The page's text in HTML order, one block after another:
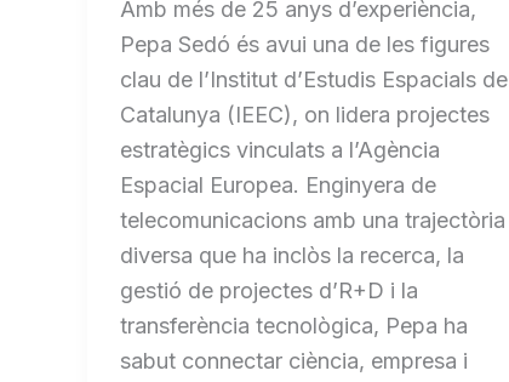
Amb més de 25 anys d’experiència,
Pepa Sedó és avui una de les figures
clau de l’Institut d’Estudis Espacials de
Catalunya (IEEC), on lidera projectes
estratègics vinculats a l’Agència
Espacial Europea. Enginyera de
telecomunicacions amb una trajectòria
diversa que ha inclòs la recerca, la
gestió de projectes d’R+D i la
transferència tecnològica, Pepa ha
sabut connectar ciència, empresa i